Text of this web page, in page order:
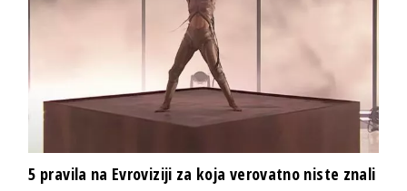
5 pravila na Evroviziji za koja verovatno niste znali